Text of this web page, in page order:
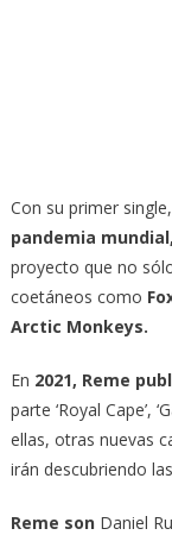
Con su primer single,
pandemia mundial,
proyecto que no
coetáneos como
Arctic Monkeys.
En 2021, Reme
parte ‘Royal Cape’,
ellas, otras nuevas
irán descubriendo
Reme sonDaniel